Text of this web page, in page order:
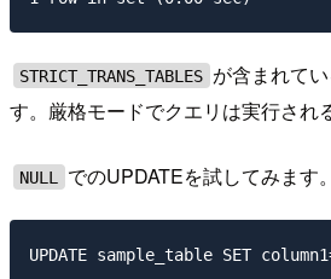
STRICT_TRANS_TABLES が含まれて
す。厳格モードでクエリは実行され
NULL でのUPDATEを試してみます。